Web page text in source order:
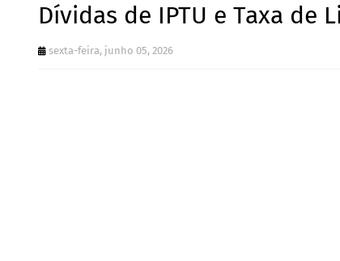
Dívidas de IPTU e Taxa
sexta-feira, junho 05, 2026